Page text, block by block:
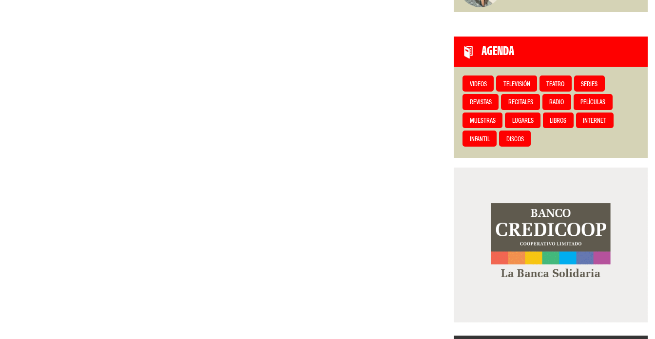
AGENDA
VIDEOS TELEVISIÓN TEATRO SERIES
REVISTAS RECITALES RADIO PELÍCULAS
MUESTRAS LUGARES LIBROS INTERNET
INFANTIL DISCOS